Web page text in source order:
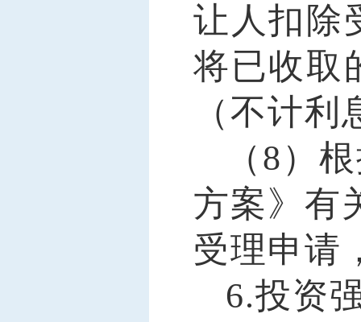
让人扣除
将已收取
（不计利
（ 8）
方案》有
受理申请
6.投资